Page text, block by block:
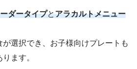
ダータイプとアラカルトメニュー
選択でき、お子様向けプレートも
ます。